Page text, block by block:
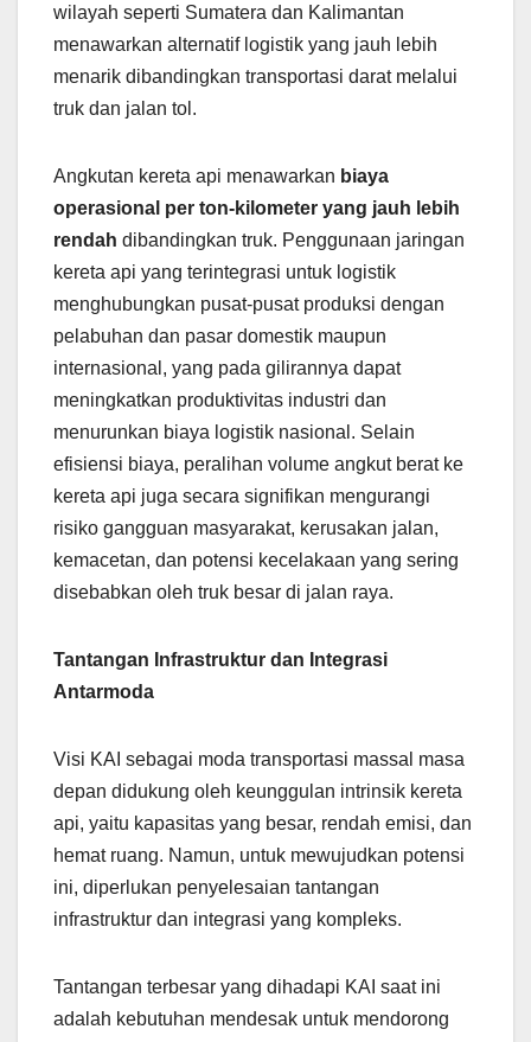
wilayah seperti Sumatera dan Kalimantan
menawarkan alternatif logistik yang jauh lebih
menarik dibandingkan transportasi darat melalui
truk dan jalan tol.
Angkutan kereta api menawarkan biaya
operasional per ton-kilometer yang jauh lebih
rendah dibandingkan truk. Penggunaan jaringan
kereta api yang terintegrasi untuk logistik
menghubungkan pusat-pusat produksi dengan
pelabuhan dan pasar domestik maupun
internasional, yang pada gilirannya dapat
meningkatkan produktivitas industri dan
menurunkan biaya logistik nasional. Selain
efisiensi biaya, peralihan volume angkut berat ke
kereta api juga secara signifikan mengurangi
risiko gangguan masyarakat, kerusakan jalan,
kemacetan, dan potensi kecelakaan yang sering
disebabkan oleh truk besar di jalan raya.
Tantangan Infrastruktur dan Integrasi
Antarmoda
Visi KAI sebagai moda transportasi massal masa
depan didukung oleh keunggulan intrinsik kereta
api, yaitu kapasitas yang besar, rendah emisi, dan
hemat ruang. Namun, untuk mewujudkan potensi
ini, diperlukan penyelesaian tantangan
infrastruktur dan integrasi yang kompleks.
Tantangan terbesar yang dihadapi KAI saat ini
adalah kebutuhan mendesak untuk mendorong